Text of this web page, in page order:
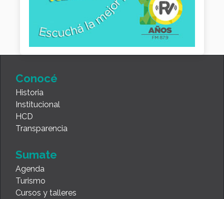
Conocé
Historia
Institucional
HCD
Transparencia
Sumate
Agenda
Turismo
Cursos y talleres